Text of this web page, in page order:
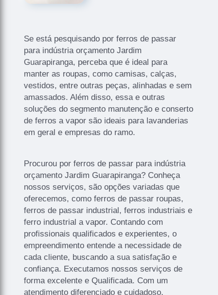
Se está pesquisando por ferros de passar
para indústria orçamento Jardim
Guarapiranga, perceba que é ideal para
manter as roupas, como camisas, calças,
vestidos, entre outras peças, alinhadas e sem
amassados. Além disso, essa e outras
soluções do segmento manutenção e conserto
de ferros a vapor são ideais para lavanderias
em geral e empresas do ramo.
Procurou por ferros de passar para indústria
orçamento Jardim Guarapiranga? Conheça
nossos serviços, são opções variadas que
oferecemos, como ferros de passar roupas,
ferros de passar industrial, ferros industriais e
ferro industrial a vapor. Contando com
profissionais qualificados e experientes, o
empreendimento entende a necessidade de
cada cliente, buscando a sua satisfação e
confiança. Executamos nossos serviços de
forma excelente e Qualificada. Com um
atendimento diferenciado e cuidadoso,